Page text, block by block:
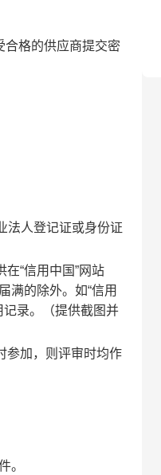
合格的供应商提交密
法人登记证或身份证
“信用中国”网站
满的除外。如“信用
记录。（提供截图并
参加，则评审时均作
。